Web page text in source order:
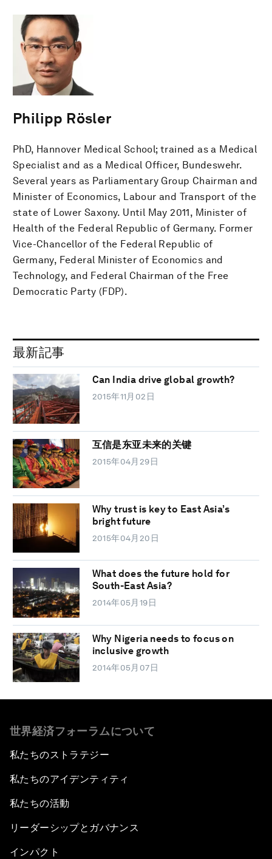
Philipp Rösler
PhD, Hannover Medical School; trained as a Medical
Specialist and as a Medical Officer, Bundeswehr.
Several years as Parliamentary Group Chairman and
Minister of Economics, Labour and Transport of the
state of Lower Saxony. Until May 2011, Minister of
Health of the Federal Republic of Germany. Former
Vice-Chancellor of the Federal Republic of
Germany, Federal Minister of Economics and
Technology, and Federal Chairman of the Free
Democratic Party (FDP).
最新記事
Can India drive global growth?
2015年11月02日
互信是东亚未来的关键
2015年04月29日
Why trust is key to East Asia’s
bright future
2015年04月20日
What does the future hold for
South-East Asia?
2014年05月19日
Why Nigeria needs to focus on
inclusive growth
2014年05月07日
世界経済フォーラムについて
私たちのストラテジー
私たちのアイデンティティ
私たちの活動
リーダーシップとガバナンス
インパクト